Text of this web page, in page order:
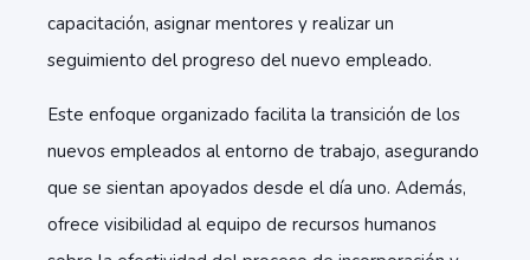
capacitación, asignar mentores y realizar un
seguimiento del progreso del nuevo empleado.
Este enfoque organizado facilita la transición de los
nuevos empleados al entorno de trabajo, asegurando
que se sientan apoyados desde el día uno. Además,
ofrece visibilidad al equipo de recursos humanos